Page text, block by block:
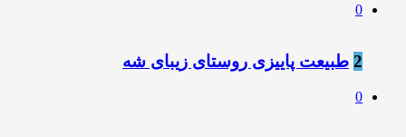
0
2 طبیعت پاییزی روستای زیبای شه
0